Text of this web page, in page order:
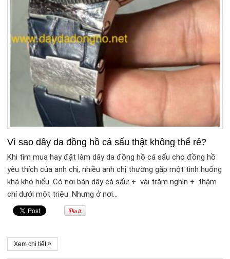
Vì sao dây da đồng hồ cá sấu thật không thể rẻ?
Khi tìm mua hay đặt làm dây da đồng hồ cá sấu cho đồng hồ
yêu thích của anh chị, nhiều anh chị thường gặp một tình huống
khá khó hiểu. Có nơi bán dây cá sấu: + vài trăm nghìn + thậm
chí dưới một triệu. Nhưng ở nơi…
Xem chi tiết »